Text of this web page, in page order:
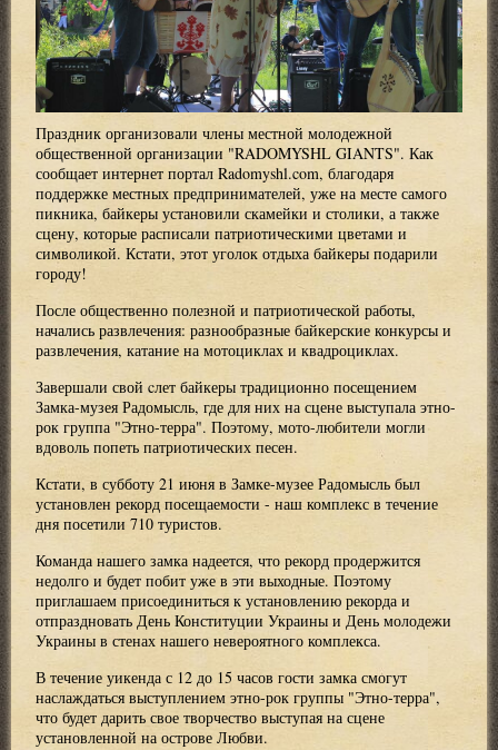
Праздник организовали члены местной молодежной
общественной организации "RADOMYSHL GIANTS". Как
сообщает интернет портал Radomyshl.com, благодаря
поддержке местных предпринимателей, уже на месте самого
пикника, байкеры установили скамейки и столики, а также
сцену, которые расписали патриотическими цветами и
символикой. Кстати, этот уголок отдыха байкеры подарили
городу!
После общественно полезной и патриотической работы,
начались развлечения: разнообразные байкерские конкурсы и
развлечения, катание на мотоциклах и квадроциклах.
Завершали свой cлет байкеры традиционно посещением
Замка-музея Радомысль, где для них на сцене выступала этно-
рок группа "Этно-терра". Поэтому, мото-любители могли
вдоволь попеть патриотических песен.
Кстати, в субботу 21 июня в Замке-музее Радомысль был
установлен рекорд посещаемости - наш комплекс в течение
дня посетили 710 туристов.
Команда нашего замка надеется, что рекорд продержится
недолго и будет побит уже в эти выходные. Поэтому
приглашаем присоединиться к установлению рекорда и
отпраздновать День Конституции Украины и День молодежи
Украины в стенах нашего невероятного комплекса.
В течение уикенда с 12 до 15 часов гости замка смогут
наслаждаться выступлением этно-рок группы "Этно-терра",
что будет дарить свое творчество выступая на сцене
установленной на острове Любви.